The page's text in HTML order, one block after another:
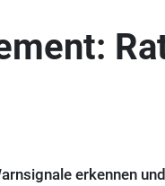
erkennen